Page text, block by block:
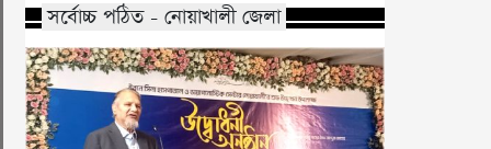
সর্বোচ্চ পঠিত - নোয়াখালী জেলা